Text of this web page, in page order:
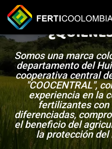
Somos una marca
departamento del
cooperativa central
"COOCENTRAL",
experiencia en la
fertilizantes
diferenciadas,
el beneficio del
la protección